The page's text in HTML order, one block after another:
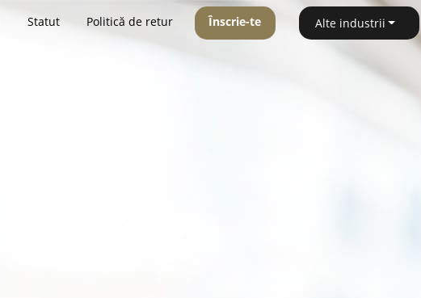
Statut Politică de retur Înscrie-te Alte industrii